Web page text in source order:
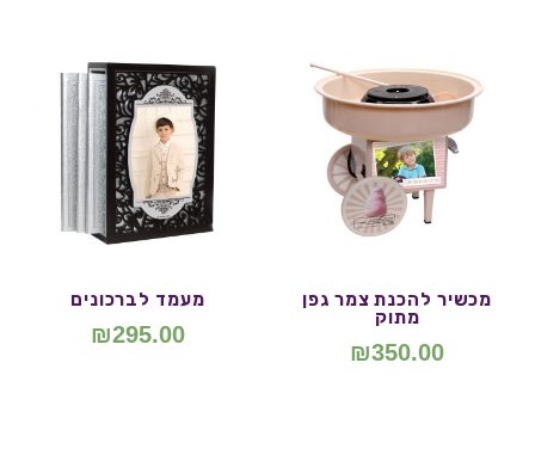
מכשיר להכנת צמר גפן
מתוק
₪350.00
מעמד לברכונים
₪295.00